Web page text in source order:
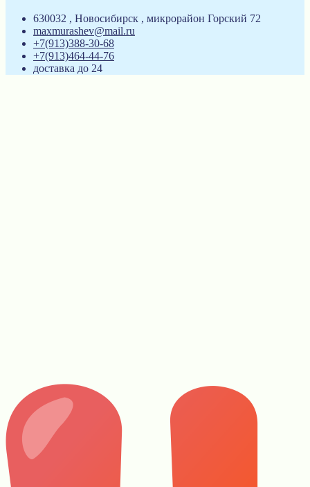
630032 , Новосибирск , микрорайон Горский 72
maxmurashev@mail.ru
+7(913)388-30-68
+7(913)464-44-76
доставка до 24